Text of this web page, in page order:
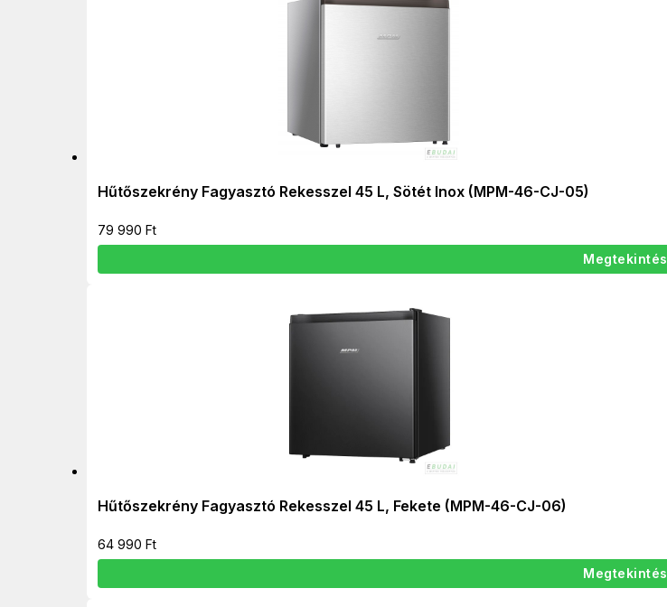
Hűtőszekrény Fagyasztó Rekesszel 45 L, Sötét Inox (MPM-46-CJ-05)
79 990 Ft
Megtekintés
Hűtőszekrény Fagyasztó Rekesszel 45 L, Fekete (MPM-46-CJ-06)
64 990 Ft
Megtekintés